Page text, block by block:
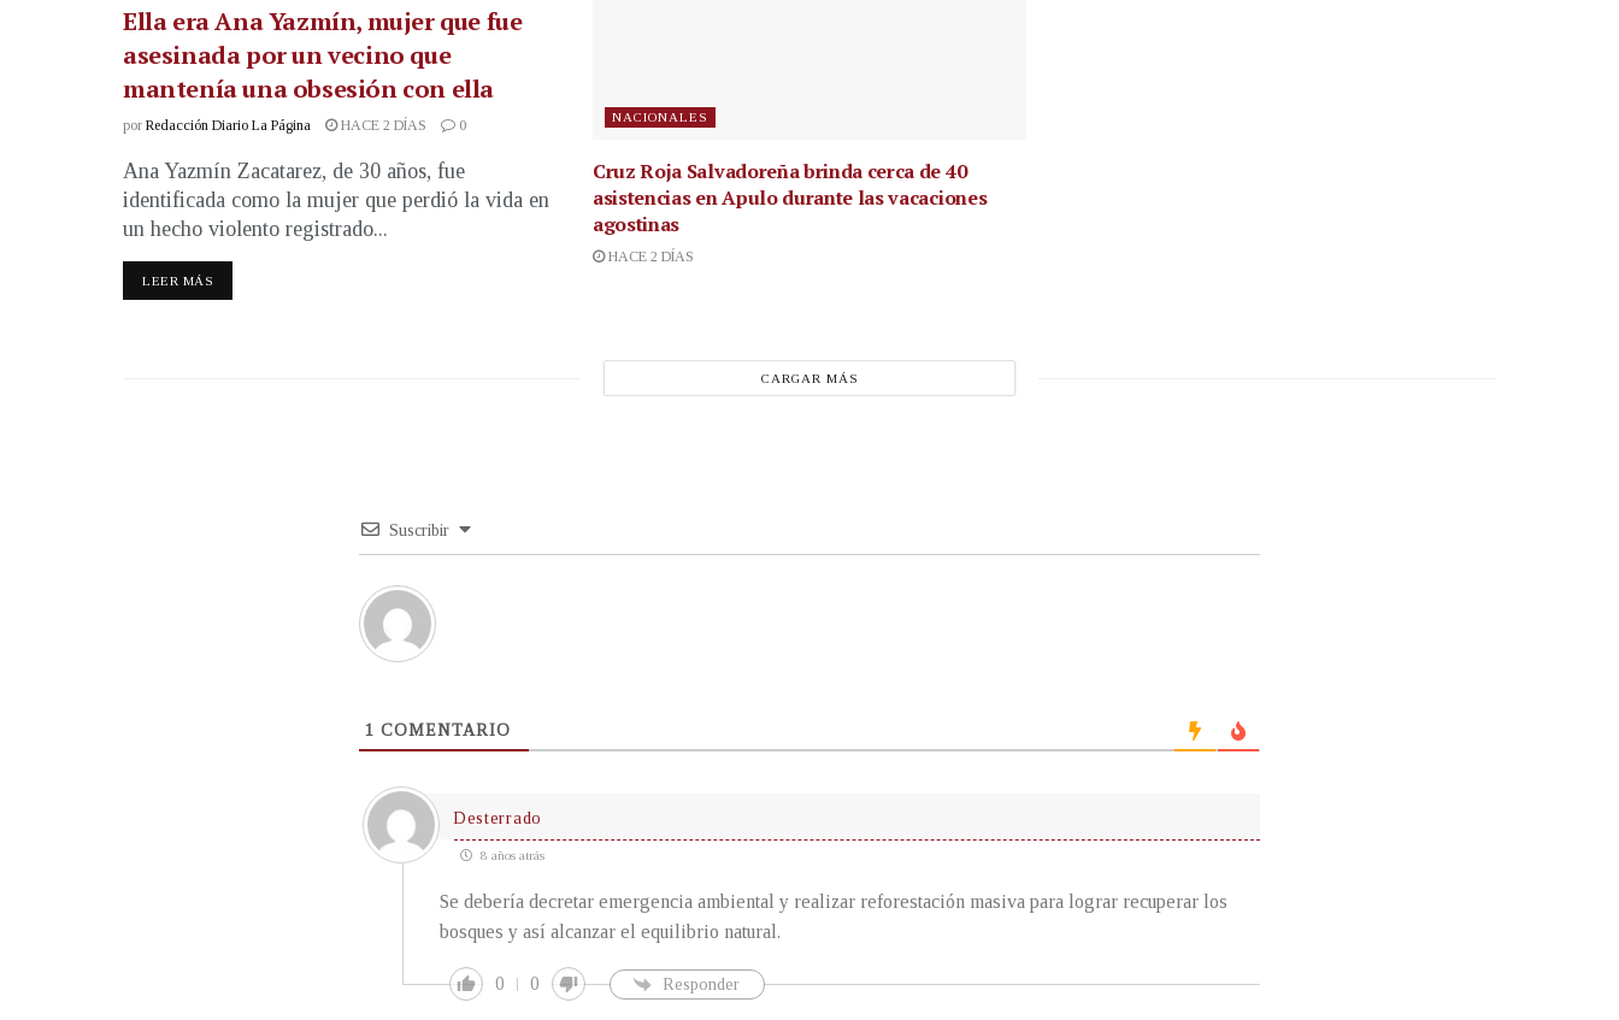
Ella era Ana Yazmín, mujer que fue
asesinada por un vecino que
mantenía una obsesión con ella
por Redacción Diario La Página HACE 2 DÍAS 0
Ana Yazmín Zacatarez, de 30 años, fue
identificada como la mujer que perdió la vida en
un hecho violento registrado...
LEER MÁS
NACIONALES
Cruz Roja Salvadoreña brinda cerca de 40
asistencias en Apulo durante las vacaciones
agostinas
HACE 2 DÍAS
CARGAR MÁS
Suscribir
1 COMENTARIO
Desterrado
8 años atrás
Se debería decretar emergencia ambiental y realizar reforestación masiva para lograr recuperar los
bosques y así alcanzar el equilibrio natural.
0 0 Responder